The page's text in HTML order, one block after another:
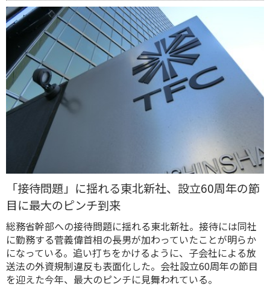
「接待問題」に揺れる東北新社、設立60周年の節
目に最大のピンチ到来
総務省幹部への接待問題に揺れる東北新社。接待には同社
に勤務する菅義偉首相の長男が加わっていたことが明らか
になっている。追い打ちをかけるように、子会社による放
送法の外資規制違反も表面化した。会社設立60周年の節目
を迎えた今年、最大のピンチに見舞われている。